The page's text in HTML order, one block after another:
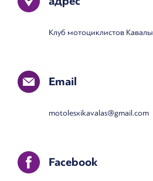
Клуб мотоциклистов Кавалы
Email
motolesxikavalas@gmail.com
Facebook